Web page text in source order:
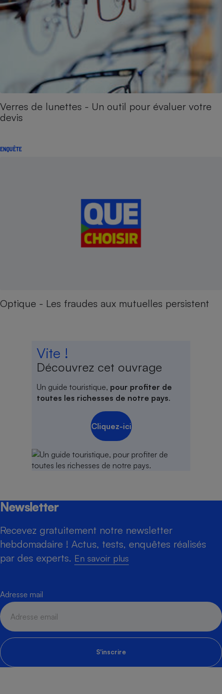
Verres de lunettes - Un outil pour évaluer votre
devis
ENQUÊTE
Optique - Les fraudes aux mutuelles persistent
Vite !
Découvrez cet ouvrage
Un guide touristique, pour profiter de
toutes les richesses de notre pays.
Cliquez-ici
Newsletter
Recevez gratuitement notre newsletter
hebdomadaire ! Actus, tests, enquêtes réalisés
par des experts. En savoir plus
Adresse mail
S'inscrire